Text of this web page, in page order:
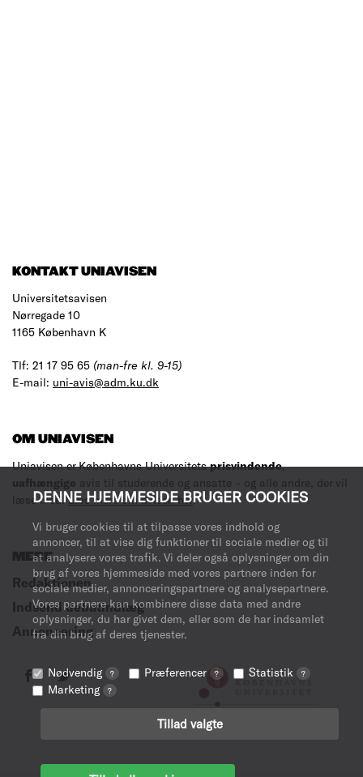
DENNE HJEMMESIDE BRUGER COOKIES
Vi bruger cookies til at tilpasse vores indhold og
annoncer, til at vise dig funktioner til sociale medier og til
at analysere vores trafik. Vi deler også oplysninger om din
brug af vores hjemmeside med vores partnere inden for
sociale medier, annonceringspartnere og analysepartnere.
Vores partnere kan kombinere disse data med andre
oplysninger, du har givet dem, eller som de har indsamlet
fra din brug af deres tjenester.
Nødvendig ? Præferencer ? Statistik ?
Marketing ?
Tillad valgte
KONTAKT UNIAVISEN
Universitetsavisen
Nørregade 10
1165 København K
Tlf: 21 17 95 65 (man-fre kl. 9-15)
E-mail: uni-avis@adm.ku.dk
OM UNIAVISEN
Uniavisen er Københavns Universitetsprisvindende,
uafhængige avis til studerende og ansatte – og alle andre, der vil
læse med.Læs mere om avisen her.
MERE
Redaktionen
Indsend debatindlæg
Annoncering